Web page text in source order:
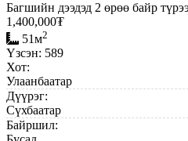
Багшийн дээдэд 2 өрөө байр
1,400,000₮
51м2
Үзсэн: 589
Хот:
Улаанбаатар
Дүүрэг:
Сүхбаатар
Байршил: